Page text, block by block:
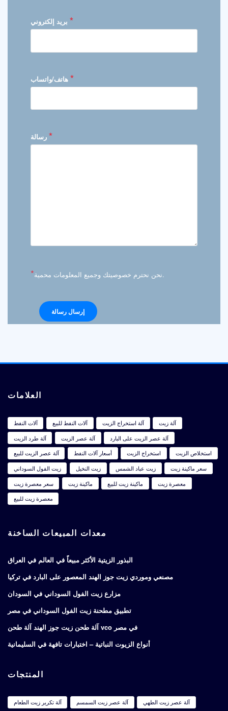
*
*
*
* نحن نحترم خصوصيتك وجميع المعلومات محمية.
العلامات
آلات النفط آلات النفط للبيع آلة استخراج الزيت
آلة زيت
آلة طرد الزيت
آلة عصر الزيت
آلة عصر الزيت على البارد
آلة عصر الزيت للبيع
أسعار آلات النفط استخراج الزيت
استخلاص الزيت
زيت الفول السوداني
زيت النخيل زيت عباد الشمس
سعر ماكينة زيت
سعر معصرة زيت
ماكينة زيت ماكينة زيت للبيع
معصرة زيت
معصرة زيت للبيع
معدات المبيعات الساخنة
البذور الزيتية الأكثر مبيعاً في العالم في العراق
مصنعي وموردي زيت جوز الهند المعصور على البارد في تركيا
مزارع زيت الفول السوداني في السودان
تطبيق مطحنة زيت الفول السوداني في مصر
آلة طحن زيت جوز الهند آلة طحن vco في مصر
أنواع الزيوت النباتية – اختبارات تافهة في السليمانية
المنتجات
آلة تكرير زيت الطعام آلة عصر زيت السمسم آلة عصر زيت الطهي